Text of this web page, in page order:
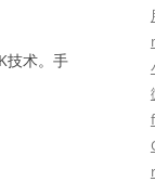
技术。手